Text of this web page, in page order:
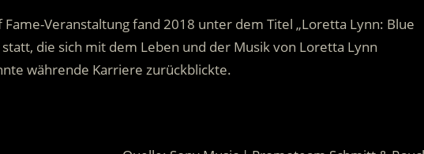
Veranstaltung fand 2018 unter dem Titel „Loretta Lynn: Blue
die sich mit dem Leben und der Musik von Loretta Lynn
währende Karriere zurückblickte.